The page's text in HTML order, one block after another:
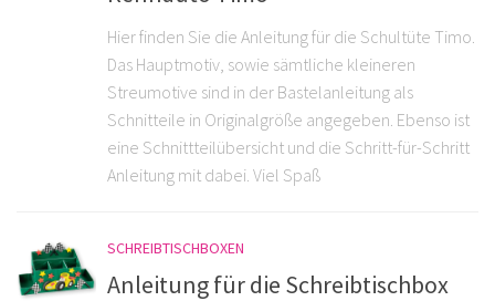
Hier finden Sie die Anleitung für die Schultüte Timo.
Das Hauptmotiv, sowie sämtliche kleineren
Streumotive sind in der Bastelanleitung als
Schnitteile in Originalgröße angegeben. Ebenso ist
eine Schnittteilübersicht und die Schritt-für-Schritt
Anleitung mit dabei. Viel Spaß
SCHREIBTISCHBOXEN
Anleitung für die Schreibtischbox